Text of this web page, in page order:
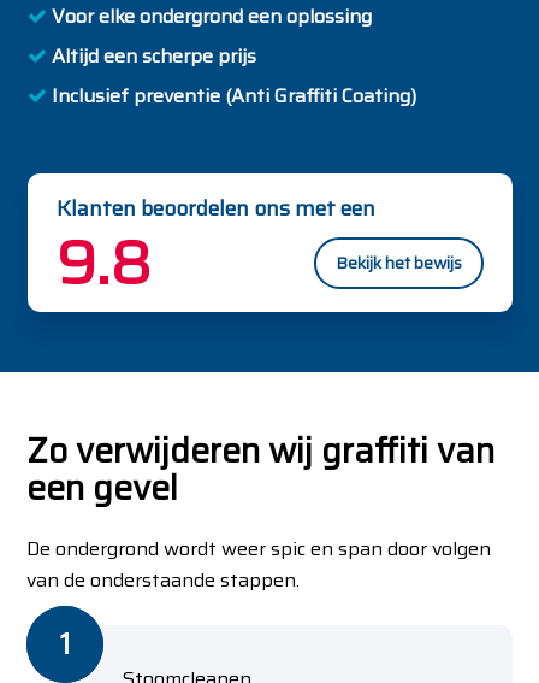
Voor elke ondergrond een oplossing
Altijd een scherpe prijs
Inclusief preventie (Anti Graffiti Coating)
Klanten beoordelen ons met een
9.8 Bekijk het bewijs
Zo verwijderen wij graffiti van
een gevel
De ondergrond wordt weer spic en span door volgen
van de onderstaande stappen.